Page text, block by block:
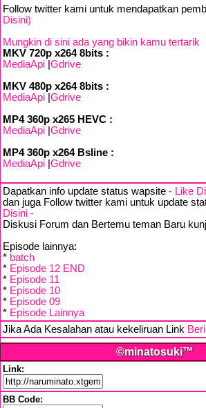
Follow twitter kami untuk mendapatkan
Disini)
Mungkin di sini ada yang bikin kamu tertarik
MKV 720p x264 8bits :
MediaApi Gdrive
MKV 480p x264 8bits :
MediaApi Gdrive
MP4 360p x265 HEVC :
MediaApi Gdrive
MP4 360p x264 Bsline :
MediaApi Gdrive
Dapatkan info update status wapsite - Like
dan juga Follow twitter kami untuk update
Disini -
Diskusi Forum dan Bertemu teman Baru
Episode lainnya:
* batch
* Episode 12 END
* Episode 11
* Episode 10
* Episode 09
* Episode Lainnya
Jika Ada Kesalahan atau kekeliruan Link
©minatosuki™
Link:
BB Code: